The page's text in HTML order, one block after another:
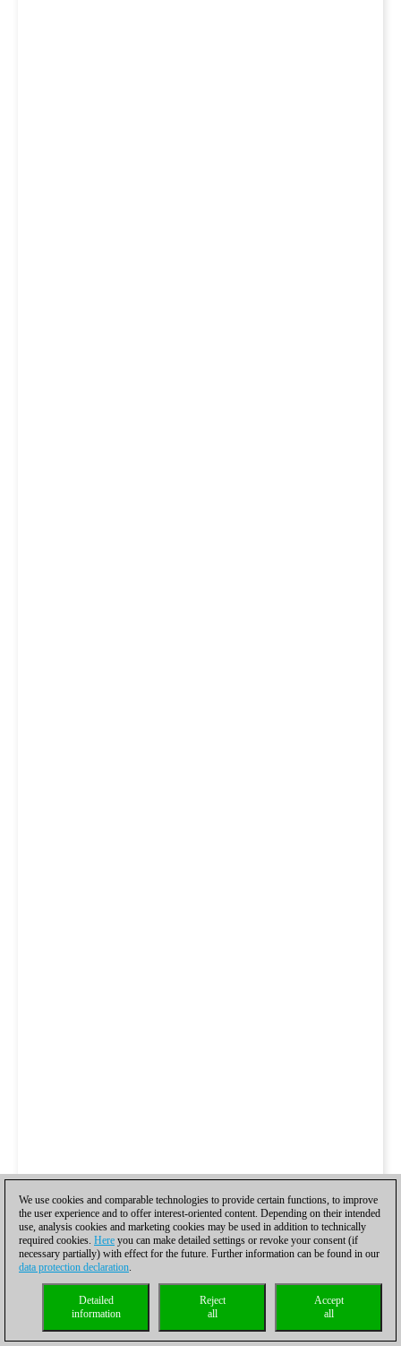
We use cookies and comparable technologies to provide certain functions, to improve
the user experience and to offer interest-oriented content. Depending on their intended
use, analysis cookies and marketing cookies may be used in addition to technically
required cookies. Here you can make detailed settings or revoke your consent (if
necessary partially) with effect for the future. Further information can be found in our
data protection declaration.
Accept
all
Reject
all
Detailed
information